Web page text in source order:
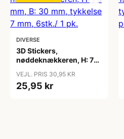
DIVERSE
3D Stickers,
nøddeknækkeren, H: 75
7 mm, 6stk./ 1 pk.
VEJL. PRIS 30,95 KR
25,95 kr